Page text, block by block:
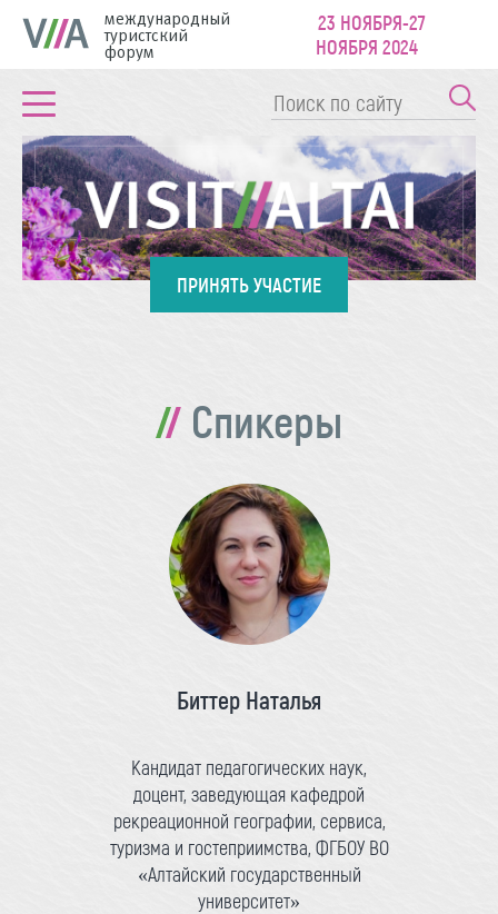
международный
туристский
форум
23 НОЯБРЯ-27
НОЯБРЯ 2024
ПРИНЯТЬ УЧАСТИЕ
Спикеры
Биттер Наталья
Кандидат педагогических наук,
доцент, заведующая кафедрой
рекреационной географии, сервиса,
туризма и гостеприимства, ФГБОУ ВО
«Алтайский государственный
университет»